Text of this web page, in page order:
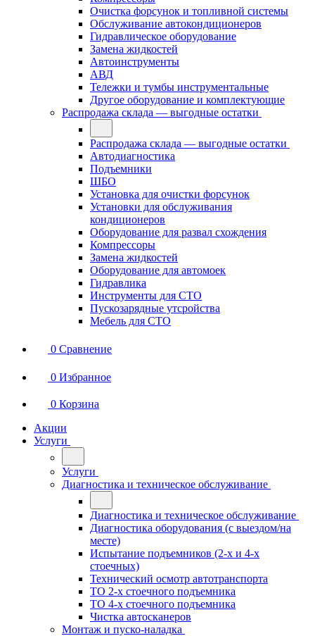
Очистка форсунок и топливной системы
Обслуживание автокондиционеров
Гидравлическое оборудование
Замена жидкостей
Автоинструменты
АВД
Тележки и тумбы инструментальные
Другое оборудование и комплектующие
Распродажа склада — выгодные остатки
Распродажа склада — выгодные остатки
Автодиагностика
Подъемники
ШБО
Установка для очистки форсунок
Установки для обслуживания
кондиционеров
Оборудование для развал схождения
Компрессоры
Замена жидкостей
Оборудование для автомоек
Гидравлика
Инструменты для СТО
Пускозарядные утсройства
Мебель для СТО
0 Сравнение
0 Избранное
0 Корзина
Акции
Услуги
Услуги
Диагностика и техническое обслуживание
Диагностика и техническое обслуживание
Диагностика оборудования (с выездом/на
месте)
Испытание подъемников (2-х и 4-х
стоечных)
Технический осмотр автотранспорта
ТО 2-х стоечного подъемника
ТО 4-х стоечного подъемника
Чистка автосканеров
Монтаж и пуско-наладка